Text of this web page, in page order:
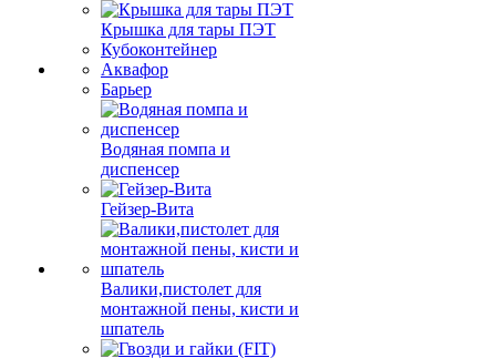
Крышка для тары ПЭТ
Кубоконтейнер
Аквафор
Барьер
Водяная помпа и
диспенсер
Гейзер-Вита
Валики,пистолет для
монтажной пены, кисти и
шпатель